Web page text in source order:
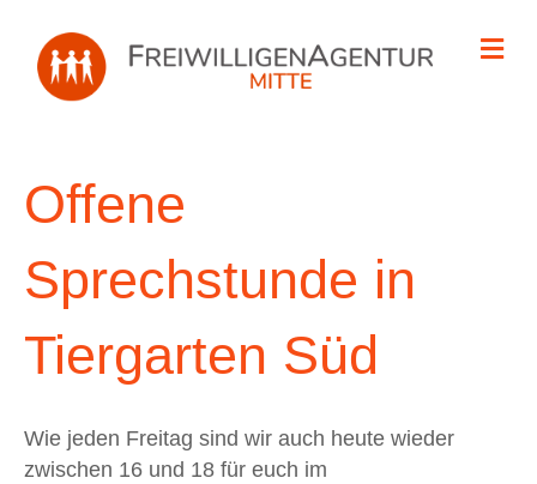
Offene
Sprechstunde in
Tiergarten Süd
Wie jeden Freitag sind wir auch heute wieder
zwischen 16 und 18 für euch im